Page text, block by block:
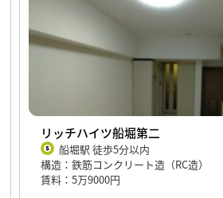
リッチハイツ船堀第二
船堀駅 徒歩5分以内
構造：鉄筋コンクリート造（RC造）
賃料：5万9000円